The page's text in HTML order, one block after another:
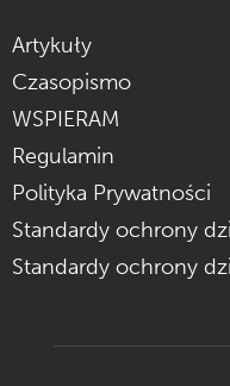
Artykuły
Czasopismo
WSPIERAM
Regulamin
Polityka Prywatności
Standardy ochrony
Standardy ochrony